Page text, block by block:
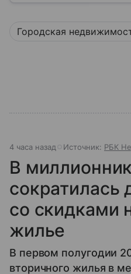
Городская
4 часа назад Источник: РБК
В
сократилась
со скидками
жилье
В первом полугодии
вторичного жилья в